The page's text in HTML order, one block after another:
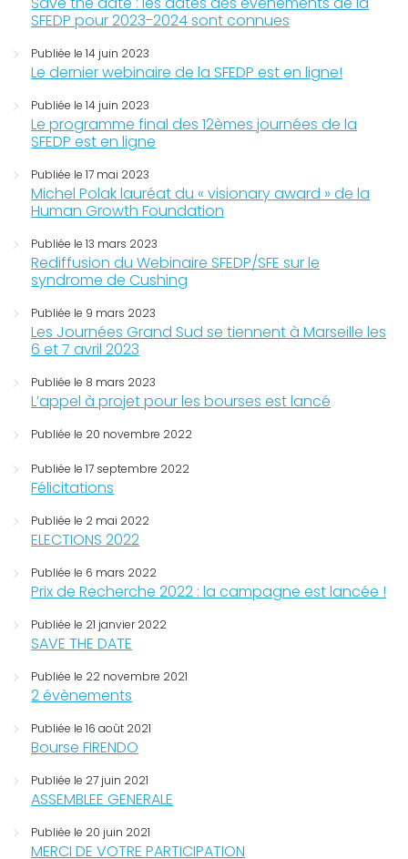
SFEDP pour 2023-2024 sont connues
Publiée le 14 juin 2023
Le dernier webinaire de la SFEDP est en ligne!
Publiée le 14 juin 2023
Le programme final des 12èmes journées de la
SFEDP est en ligne
Publiée le 17 mai 2023
Michel Polak lauréat du « visionary award » de la
Human Growth Foundation
Publiée le 13 mars 2023
Rediffusion du Webinaire SFEDP/SFE sur le
syndrome de Cushing
Publiée le 9 mars 2023
Les Journées Grand Sud se tiennent à Marseille les
6 et 7 avril 2023
Publiée le 8 mars 2023
L’appel à projet pour les bourses est lancé
Publiée le 20 novembre 2022
Publiée le 17 septembre 2022
Félicitations
Publiée le 2 mai 2022
ELECTIONS 2022
Publiée le 6 mars 2022
Prix de Recherche 2022 : la campagne est lancée !
Publiée le 21 janvier 2022
SAVE THE DATE
Publiée le 22 novembre 2021
2 évènements
Publiée le 16 août 2021
Bourse FIRENDO
Publiée le 27 juin 2021
ASSEMBLEE GENERALE
Publiée le 20 juin 2021
MERCI DE VOTRE PARTICIPATION